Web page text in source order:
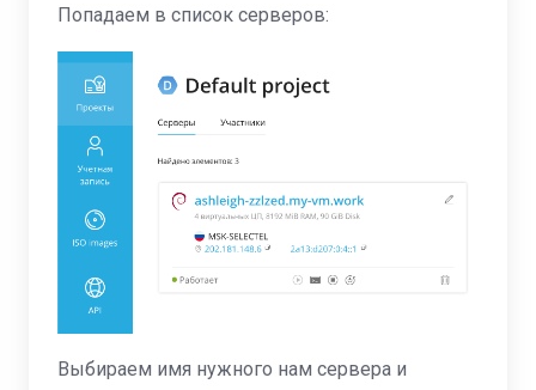
Попадаем в список серверов:
Выбираем имя нужного нам сервера и